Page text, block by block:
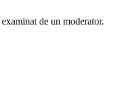
de un moderator.